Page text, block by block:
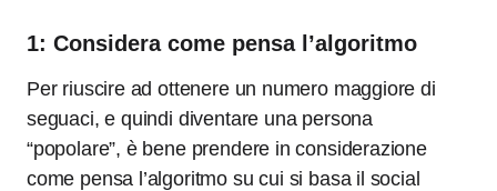
1: Considera come pensa l’algoritmo
Per riuscire ad ottenere un numero maggiore di
seguaci, e quindi diventare una persona
“popolare”, è bene prendere in considerazione
come pensa l’algoritmo su cui si basa il social